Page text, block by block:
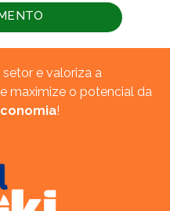
e valoriza a
maximize o potencial da
!